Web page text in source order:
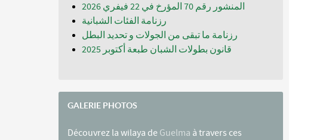
المنشور رقم 70 المؤرخ في 22 فيفري 2026
رزنامة الفئات الشبانية
رزنامة ما تبقى من الجولات و تحديد البطل
قانون بطولات الشبان طبعة أكتوبر 2025
GALERIE PHOTOS
Découvrez la wilaya de Guelma à travers ces